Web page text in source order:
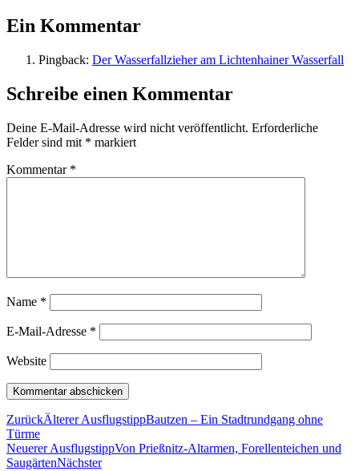
Ein Kommentar
Pingback: Der Wasserfallzieher am Lichtenhainer Wasserfall
Schreibe einen Kommentar
Deine E-Mail-Adresse wird nicht veröffentlicht. Erforderliche
Felder sind mit * markiert
Kommentar *
Name *
E-Mail-Adresse *
Website
ZurückÄlterer AusflugstippBautzen – Ein Stadtrundgang ohne
Türme
Neuerer AusflugstippVon Prießnitz-Altarmen, Forellenteichen und
SaugärtenNächster